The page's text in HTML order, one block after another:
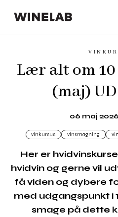
Lær alt om
(maj)
06 maj
vinkursus vinsmagning
Her er
hvidvin og gerne vil
få viden og dybere
med udgangspunkt i
smage på dette